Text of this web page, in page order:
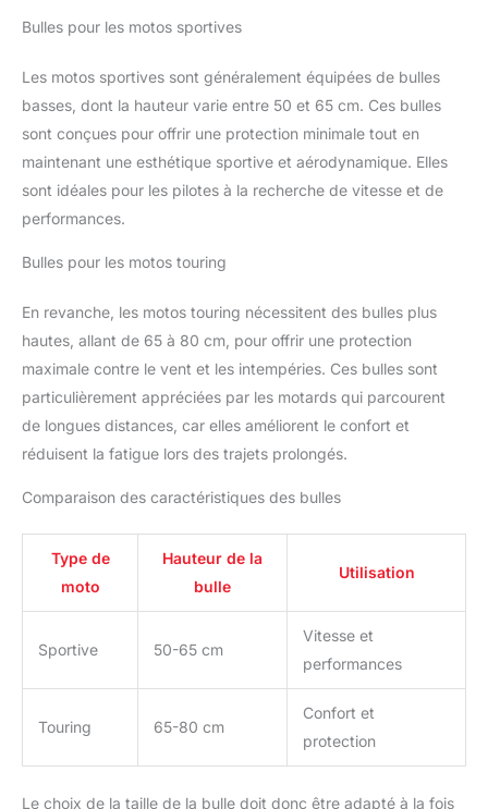
Bulles pour les motos sportives
Les motos sportives sont généralement équipées de bulles
basses, dont la hauteur varie entre 50 et 65 cm. Ces bulles
sont conçues pour offrir une protection minimale tout en
maintenant une esthétique sportive et aérodynamique. Elles
sont idéales pour les pilotes à la recherche de vitesse et de
performances.
Bulles pour les motos touring
En revanche, les motos touring nécessitent des bulles plus
hautes, allant de 65 à 80 cm, pour offrir une protection
maximale contre le vent et les intempéries. Ces bulles sont
particulièrement appréciées par les motards qui parcourent
de longues distances, car elles améliorent le confort et
réduisent la fatigue lors des trajets prolongés.
Comparaison des caractéristiques des bulles
Type de
moto
Hauteur de la
bulle
Utilisation
Sportive 50-65 cm
Vitesse et
performances
Touring 65-80 cm
Confort et
protection
Le choix de la taille de la bulle doit donc être adapté à la fois